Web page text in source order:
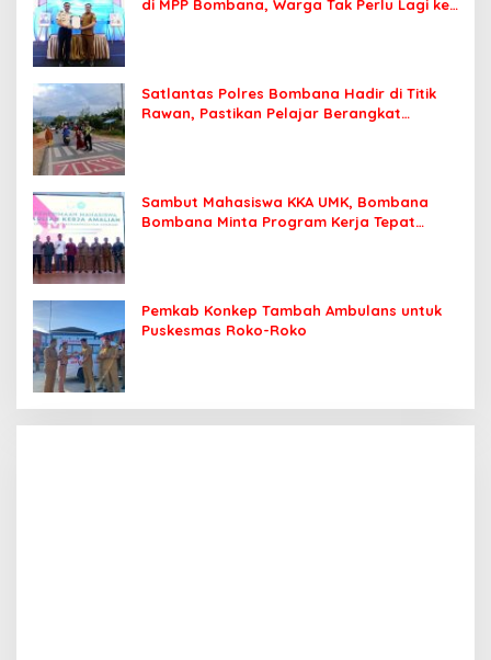
di MPP Bombana, Warga Tak Perlu Lagi ke
Satlantas Polres Bombana Hadir di Titik
Rawan, Pastikan Pelajar Berangkat
Sambut Mahasiswa KKA UMK, Bombana
Bombana Minta Program Kerja Tepat
Pemkab Konkep Tambah Ambulans untuk
Puskesmas Roko-Roko